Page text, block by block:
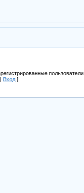
пользователи.
| Вход ]